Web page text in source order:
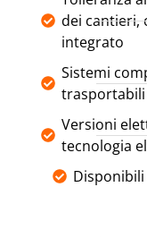
dei cantieri,
integrato
Sistemi
trasportabili
Versioni
tecnologia